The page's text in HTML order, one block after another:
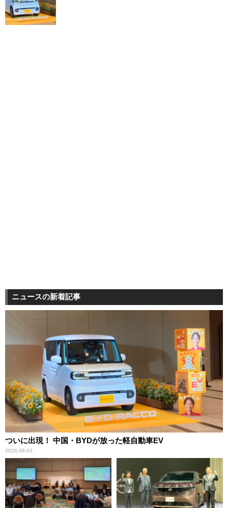
ニュースの新着記事
ついに出現！ 中国・BYDが放った軽自動車EV
2026.08.03